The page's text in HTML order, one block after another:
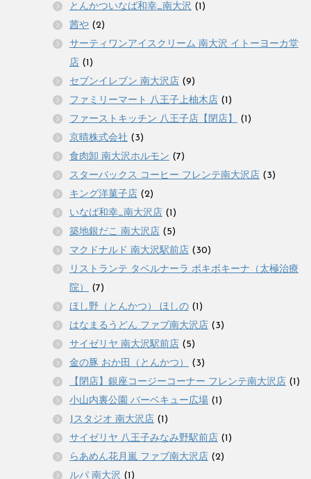
とんかついなば和幸_南大沢 (1)
茜や (2)
サーティワンアイスクリーム 南大沢 イトーヨーカ堂
店 (1)
セブンイレブン 南大沢店 (9)
ファミリーマート 八王子上柚木店 (1)
ファーストキッチン 八王子店【閉店】
(1)
京晴株式会社 (3)
食肉卸 南大沢ホルモン (7)
スターバックス コーヒー フレンテ南大沢店 (3)
キング洋菓子店 (2)
いなば和幸_南大沢店 (1)
築地銀だこ 南大沢店 (5)
マクドナルド 南大沢駅前店 (30)
リストランテ タベルナーラ ボキボキーナ（太極治療
院）
(7)
ほし野（とんかつ） ほしの (1)
はなまるうどん ファブ南大沢店 (3)
サイゼリヤ 南大沢駅前店 (5)
金の豚 おか田（とんかつ）
(3)
【閉店】銀座コージーコーナー フレンテ南大沢店 (1)
小山内裏公園 バーベキュー広場 (1)
Jスタジオ 南大沢店 (1)
サイゼリヤ 八王子みなみ野駅前店 (1)
らあめん花月嵐 ファブ南大沢店 (2)
ルパ 南大沢 (1)